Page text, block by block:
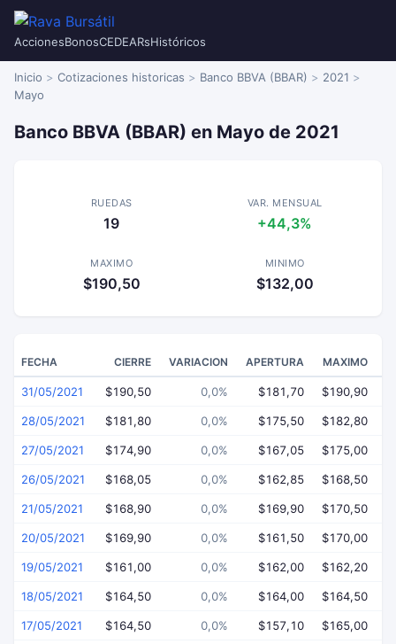
AccionesBonosCEDEARsHistóricos
Inicio Cotizaciones historicas Banco BBVA (BBAR)
2021
Mayo
Banco BBVA (BBAR) en Mayo de 2021
RUEDAS
19
VAR. MENSUAL
+44,3%
MAXIMO
$190,50
MINIMO
$132,00
FECHA CIERRE VARIACION APERTURA MAXIMO
31/05/2021 $190,50 0,0% $181,70 $190,90
28/05/2021 $181,80 0,0% $175,50 $182,80
27/05/2021 $174,90 0,0% $167,05 $175,00
26/05/2021 $168,05 0,0% $162,85 $168,50
21/05/2021 $168,90 0,0% $169,90 $170,50
20/05/2021 $169,90 0,0% $161,50 $170,00
19/05/2021 $161,00 0,0% $162,00 $162,20
18/05/2021 $164,50 0,0% $164,00 $164,50
17/05/2021 $164,50 0,0% $157,10 $165,00